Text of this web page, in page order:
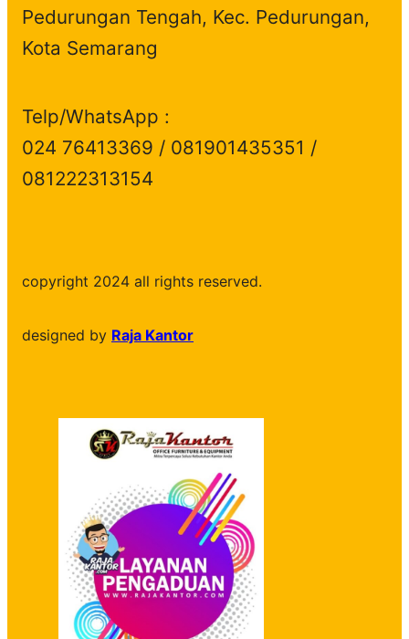
Pedurungan Tengah, Kec. Pedurungan,
Kota Semarang
Telp/WhatsApp :
024 76413369 / 081901435351 /
081222313154
copyright 2024 all rights reserved.
designed by Raja Kantor